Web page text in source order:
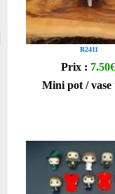
R2411
Prix : 7.50€
Mini pot / vase